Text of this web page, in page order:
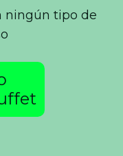
ningún tipo de